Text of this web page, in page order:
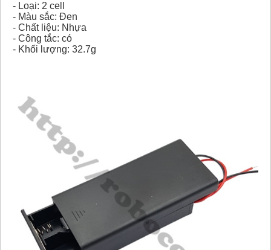
- Loại: 2 cell
- Màu sắc: Đen
- Chất liệu: Nhựa
- Công tắc: có
- Khối lượng: 32.7g